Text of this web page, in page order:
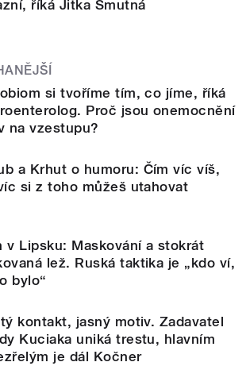
říká Jitka Smutná
si tvoříme tím, co jíme, říká
Proč jsou onemocnění
na vzestupu?
a Krhut o humoru: Čím víc víš,
si z toho můžeš utahovat
v Lipsku: Maskování a stokrát
lež. Ruská taktika je „kdo ví,
bylo“
kontakt, jasný motiv. Zadavatel
Kuciaka uniká trestu, hlavním
je dál Kočner